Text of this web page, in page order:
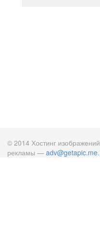
© 2014 Хостинг изображений
рекламы — adv@getapic.me.